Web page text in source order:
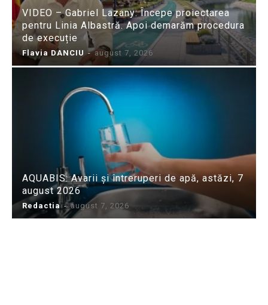
VIDEO – Gabriel Lazany: Începe proiectarea
pentru Linia Albastră. Apoi demarăm procedura
de execuție
Flavia DANCIU - august 7, 2026
AQUABIS: Avarii și întreruperi de apă, astăzi, 7
august 2026
Redactia - august 7, 2026